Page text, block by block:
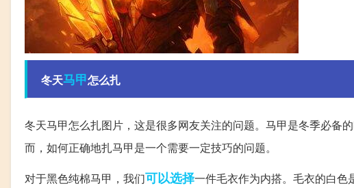
冬天马甲怎么扎
冬天马甲怎么扎图片，这是很多网友关注的问题。马甲是冬季必备
而，如何正确地扎马甲是一个需要一定技巧的问题。
对于黑色纯棉马甲，我们可以选择一件毛衣作为内搭。毛衣的白